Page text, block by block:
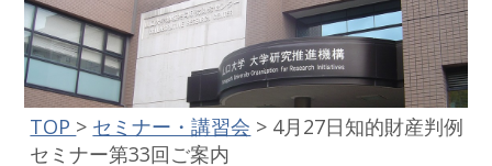
TOP > セミナー・講習会 > 4月27日知的財産判例
セミナー第33回ご案内